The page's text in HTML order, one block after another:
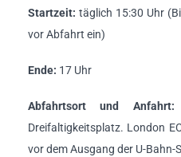
Startzeit: täglich 15:30 Uhr
vor Abfahrt ein)
Ende: 17 Uhr
Abfahrtsort und Anfahrt:
Dreifaltigkeitsplatz. London
vor dem Ausgang der U-Bahn-